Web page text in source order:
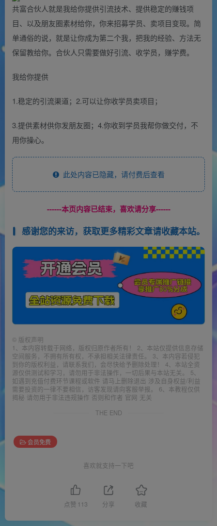
共富合伙人就是我给你提供引流技术、提供稳定的赚钱项
目、以及朋友圈素材给你，你来招募学员、卖项目变现。简
单通俗的说，就是让你成为第二个我，把我的经验、方法无
保留教给你。合伙人只需要做好引流、收学员，赚学费。
我给你提供
1.稳定的引流渠道；2.可以让你收学员卖项目；
3.提供素材供你发朋友圈；4.你收到学员我帮你做交付，不
用你操心。
此处内容已隐藏，请付费后查看
------本页内容已结束，喜欢请分享------
感谢您的来访，获取更多精彩文章请收藏本站。
© 版权声明
1、本内容转载于网络，版权归原作者所有！ 2、本站仅提供信息存储
空间服务，不拥有所有权，不承担相关法律责任。 3、本内容若侵犯
到你的版权利益，请联系我们，会尽快给予删除处理！ 4、本站全资
源仅供测试和学习，请勿用于非法操作，一切后果与本站无关。 5、
如遇到充值付费环节课程或软件 请马上删除退出 涉及自身权益/利益
需要投资的一律不要相信，访客发现请向客服举报。 6、本教程仅供
揭秘 请勿用于非法违规操作 否则和作者 官网 无关
THE END
会员免费
喜欢就支持一下吧
点赞 113 分享 收藏